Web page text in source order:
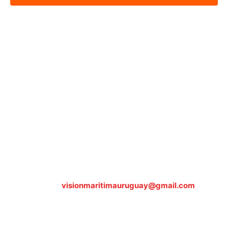
visionmaritimauruguay@gmail.com